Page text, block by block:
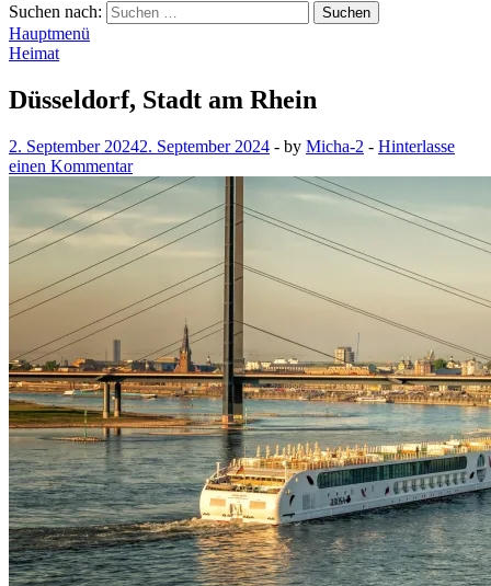
Suchen nach:
Hauptmenü
Heimat
Düsseldorf, Stadt am Rhein
2. September 20242. September 2024 - by Micha-2 - Hinterlasse
einen Kommentar